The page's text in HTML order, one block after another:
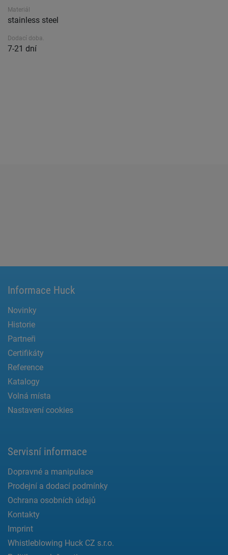
Materiál
stainless steel
Dodací doba.
7-21 dní
Informace Huck
Novinky
Historie
Partneři
Certifikáty
Reference
Katalogy
Volná místa
Nastavení cookies
Servisní informace
Dopravné a manipulace
Prodejní a dodací podmínky
Ochrana osobních údajů
Kontakty
Imprint
Whistleblowing Huck CZ s.r.o.